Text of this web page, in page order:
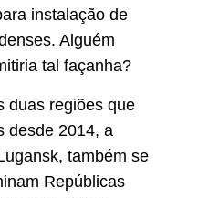
instalação de
Alguém
tal façanha?
duas regiões que
desde 2014, a
também se
Repúblicas